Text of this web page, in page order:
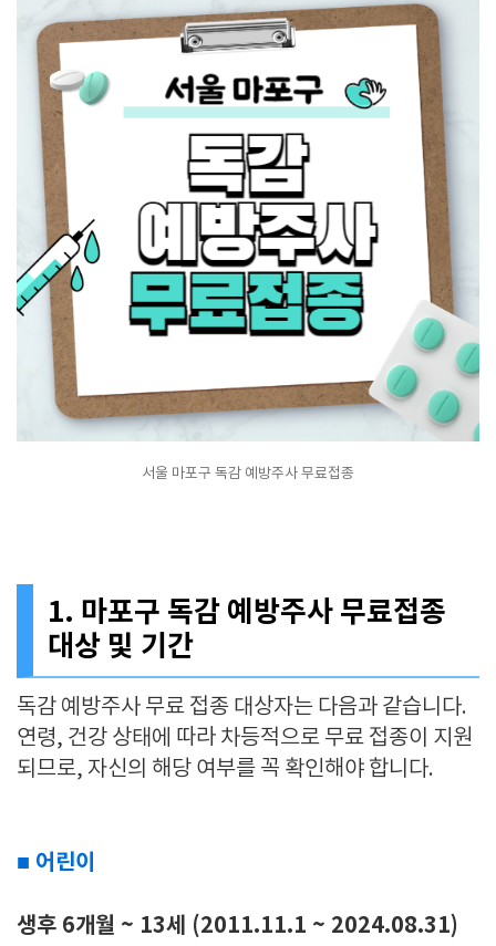
서울 마포구 독감 예방주사 무료접종
1. 마포구 독감 예방주사 무료접종
대상 및 기간
독감 예방주사 무료 접종 대상자는 다음과 같습니다.
연령, 건강 상태에 따라 차등적으로 무료 접종이 지원
되므로, 자신의 해당 여부를 꼭 확인해야 합니다.
■ 어린이
생후 6개월 ~ 13세 (2011.11.1 ~ 2024.08.31)